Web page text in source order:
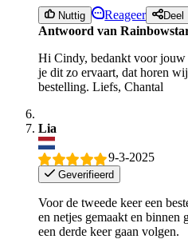
Nuttig Reageer Deel
Antwoord van
Hi Cindy, bedankt voor
je dit zo ervaart, dat horen
bestelling. Liefs, Chantal
Lia
9-3-2025
Geverifieerd
Voor de tweede keer een
en netjes gemaakt en binnen
een derde keer gaan volgen.